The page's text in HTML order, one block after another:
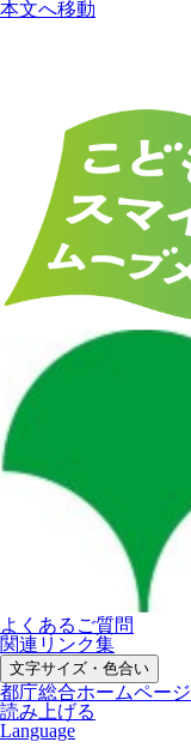
本文へ移動
よくあるご質問
関連リンク集
文字サイズ・色合い
都庁総合ホームページ
読み上げる
Language